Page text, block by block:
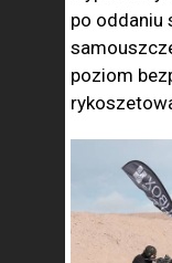
po oddaniu
poziom